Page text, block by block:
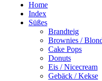
Home
Index
Süßes
Brandteig
Brownies /
Cake Pops
Donuts
Eis / Nicecream
Gebäck / Kekse